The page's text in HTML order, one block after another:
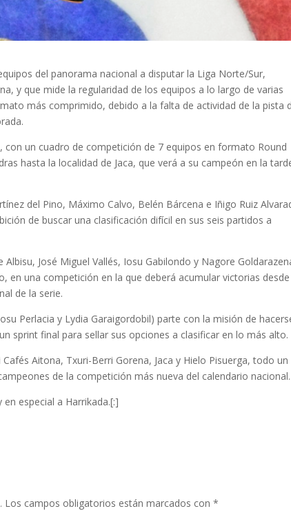
del panorama nacional a disputar la Liga Norte/Sur,
y que mide la regularidad de los equipos a lo largo de varias
más comprimido, debido a la falta de actividad de la pista
con un cuadro de competición de 7 equipos en formato Round
hasta la localidad de Jaca, que verá a su campeón en la
del Pino, Máximo Calvo, Belén Bárcena e Iñigo Ruiz
de buscar una clasificación difícil en sus seis partidos a
Albisu, José Miguel Vallés, Iosu Gabilondo y Nagore
en una competición en la que deberá acumular victorias
de la serie.
Perlacia y Lydia Garaigordobil) parte con la misión de
sprint final para sellar sus opciones a clasificar en lo más alto.
Aitona, Txuri-Berri Gorena, Jaca y Hielo Pisuerga, todo un
de la competición más nueva del calendario nacional.
especial a Harrikada.[:]
Los campos obligatorios están marcados con*